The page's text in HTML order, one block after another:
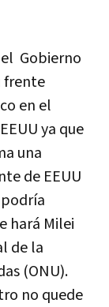
el Gobierno
frente
en el
ya que
una
de EEUU
hará Milei
de la
(ONU).
no quede